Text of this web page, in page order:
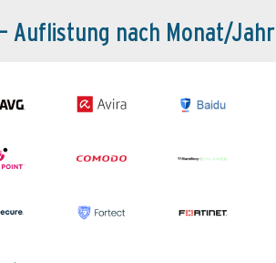
nach Monat/Jahr